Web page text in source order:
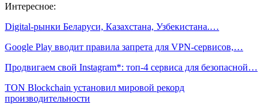
Интересное:
Digital-рынки Беларуси, Казахстана, Узбекистана.…
Google Play вводит правила запрета для VPN-сервисов,…
Продвигаем свой Instagram*: топ-4 сервиса для безопасной…
TON Blockchain установил мировой рекорд
производительности